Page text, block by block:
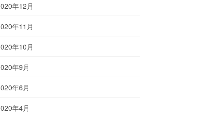
年12月
年11月
年10月
年9月
年6月
年4月